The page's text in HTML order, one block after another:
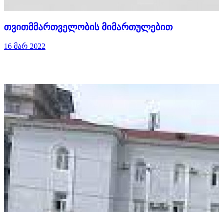
თვითმმართველობის მიმართულებით
16 მარ 2022